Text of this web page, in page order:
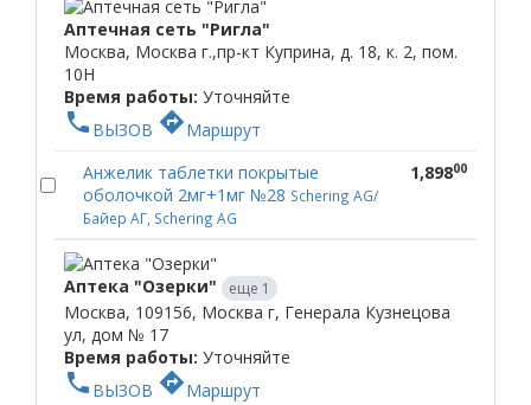
Аптечная сеть "Ригла"
Москва, Москва г.,пр-кт Куприна, д. 18, к. 2, пом.
10Н
Время работы: Уточняйте
phone ВЫЗОВ directionsМаршрут
Анжелик таблетки покрытые
оболочкой 2мг+1мг №28 Schering AG/
Байер АГ, Schering AG
1,89800
Аптека "Озерки" еще 1
Москва, 109156, Москва г, Генерала Кузнецова
ул, дом № 17
Время работы: Уточняйте
phone ВЫЗОВ directionsМаршрут